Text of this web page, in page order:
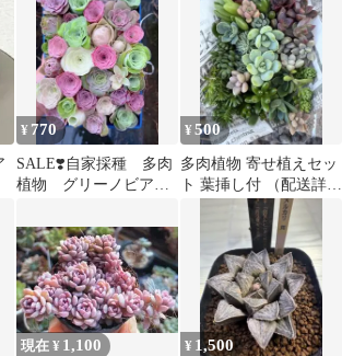
少し大き目
¥ 770
SALE❣️自家採種 多肉
植物 グリーノビア
¥500
多肉植物 寄せ植えセッ
ト 葉挿し付 （配送詳細
下記参照）¥555~¥500値
現在 ¥ 1,100 ¥ 1,500